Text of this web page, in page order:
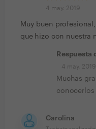
4 may. 2019
Muy buen
que hizo con nuestra
Respuesta
4 may. 2019
Muchas
conocerlos
Carolina